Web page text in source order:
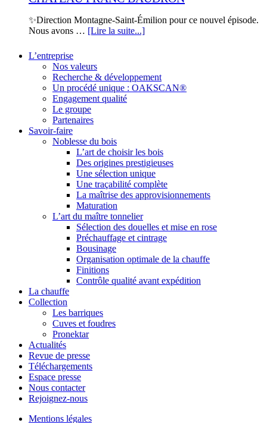
✨Direction Montagne-Saint-Émilion pour ce nouvel épisode.
Nous avons … [Lire la suite...]
L’entreprise
Nos valeurs
Recherche & développement
Un procédé unique : OAKSCAN®
Engagement qualité
Le groupe
Partenaires
Savoir-faire
Noblesse du bois
L’art de choisir les bois
Des origines prestigieuses
Une sélection unique
Une traçabilité complète
La maîtrise des approvisionnements
Maturation
L’art du maître tonnelier
Sélection des douelles et mise en rose
Préchauffage et cintrage
Bousinage
Organisation optimale de la chauffe
Finitions
Contrôle qualité avant expédition
La chauffe
Collection
Les barriques
Cuves et foudres
Pronektar
Actualités
Revue de presse
Téléchargements
Espace presse
Nous contacter
Rejoignez-nous
Mentions légales